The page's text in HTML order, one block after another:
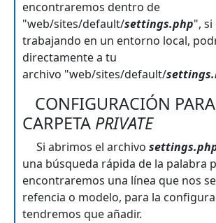
encontraremos dentro de
"web/sites/default/settings.php", si
trabajando en un entorno local,
directamente a tu
archivo "web/sites/default/
CONFIGURACIÓN
CARPETA PRIVATE
Si abrimos el archivo
una búsqueda rápida de la palabra
encontraremos una línea que nos
refencia o modelo, para la
tendremos que añadir.